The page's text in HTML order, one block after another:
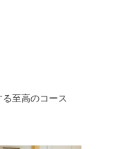
る至高のコース